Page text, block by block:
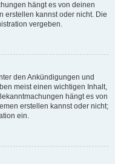
hängt es von deinen
erstellen kannst oder nicht. Die
vergeben.
den Ankündigungen und
meist einen wichtigen Inhalt,
hängt es von
erstellen kannst oder nicht;
ein.